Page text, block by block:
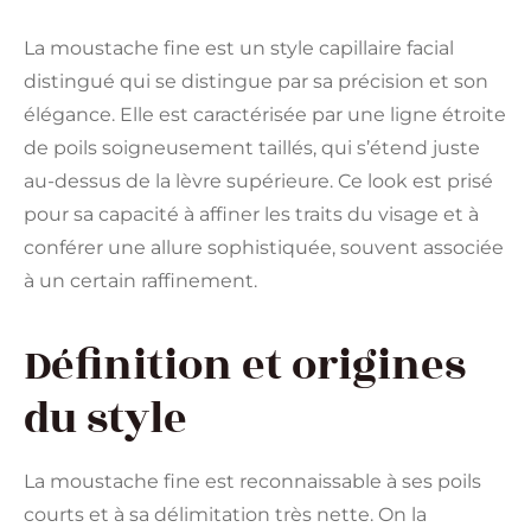
La moustache fine est un style capillaire facial
distingué qui se distingue par sa précision et son
élégance. Elle est caractérisée par une ligne étroite
de poils soigneusement taillés, qui s’étend juste
au-dessus de la lèvre supérieure. Ce look est prisé
pour sa capacité à affiner les traits du visage et à
conférer une allure sophistiquée, souvent associée
à un certain raffinement.
Définition et origines
du style
La moustache fine est reconnaissable à ses poils
courts et à sa délimitation très nette. On la